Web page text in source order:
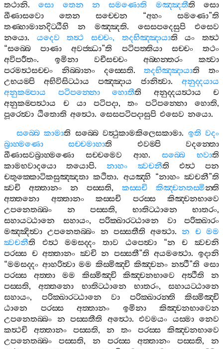
තථානි.සො තෙන න සමණොති මඤ‍්ඤතීති
සො
ඛීණාසවො
තෙන සච‍්චෙන “අහං සමණො”ති
තණ‍්හාමානදිට‍්ඨීහි
න මඤ‍්ඤති. සෙසපදෙසුපි
එසෙව
නයො. යදෙව තත්‍ථ සච‍්චං, තදභිඤ‍්ඤායාති යං
තත්‍ථ
“සබ‍්බෙ පාණා අවජ‍්ඣා”ති පටිපත‍්තියා සච‍්චං
තථං
අවිපරීතං. ඉමිනා වචීසච‍්චං අබ‍්භන‍්තරං
කත්‍වා
පරමත්‍ථසච‍්චං
නිබ‍්බානං දස‍්සෙති.තදභිඤ‍්ඤායාති
තං
උභයම‍්පි
අභිවිසිට‍්ඨාය පඤ‍්ඤාය ජානිත්‍වා. අනුද‍්දයාය
අනුකම‍්පාය
පටිපන‍්නො හොතීති අනුද‍්දයත්‍ථාය
ච
අනුකම‍්පත්‍ථාය
ච යා පටිපදා,තං පටිපන‍්නො හොති,
පූරෙත්‍වා ඨිතොති අත්‍ථො. සෙසපටිපදාසුපි එසෙව නයො.
සබ‍්බෙ කාමාති සබ‍්බෙ වත්‍ථුකාමකිලෙසකාමා. ඉති වදං
බ්‍රාහ‍්මණො
සච‍්චමාහාති එවම‍්පි
වදන‍්තො
ඛීණාසවබ්‍රාහ‍්මණො
සච‍්චමෙව ආහ. සබ‍්බෙ භවාති
කාමභවාදයො
තයොපි.නාහං ක්‍වචනීති එත්‍ථ
පන
චතුක‍්කොටිකසුඤ‍්ඤතා කථිතා. අයඤ‍්හි “නාහං ක්‍වචනී”ති
ක්‍වචි
අත‍්තානං න පස‍්සති, කස‍්සචි කිඤ‍්චනතස‍්මින‍්ති
අත‍්තනො
අත‍්තානං කස‍්සචි පරස‍්ස
කිඤ‍්චනභාවෙ
උපනෙතබ‍්බං
න පස‍්සති, භාතිට‍්ඨානෙ භාතරං,
සහායට‍්ඨානෙ
සහායං, පරික‍්ඛාරට‍්ඨානෙ වා
පරික‍්ඛාරං
මඤ‍්ඤිත්‍වා උපනෙතබ‍්බං න පස‍්සතීති අත්‍ථො.න ච මම
ක්‍වචනීති එත්‍ථ මමසද‍්දං තාව ඨපෙත්‍වා“න ච
ක්‍වචනි
පරස‍්ස ච අත‍්තානං ක්‍වචි න පස‍්සතී”ති අයමත්‍ථො.ඉදානි
“මමසද‍්දං ආහරිත්‍වා මම කිස‍්මිඤ‍්චි කිඤ‍්චනං නත්‍ථී”ති සො
පරස‍්ස
අත‍්තා මම කිස‍්මිඤ‍්චි කිඤ‍්චනභාවෙ අත්‍ථීති
න
පස‍්සති,අත‍්තනො භාතිට‍්ඨානෙ භාතරං, සහායට‍්ඨානෙ
සහායං, පරික‍්ඛාරට‍්ඨානෙ වා පරික‍්ඛාරන‍්ති
කිස‍්මිඤ‍්චි
ඨානෙ
පරස‍්ස අත‍්තානං ඉමිනා
කිඤ‍්චනභාවෙන
උපනෙතබ‍්බං න පස‍්සතීති අත්‍ථො. එවමයං යස‍්මා නෙව
කත්‍ථචි
අත‍්තානං පස‍්සති, න තං පරස‍්ස
කිඤ‍්චනභාවෙ
උපනෙතබ‍්බං
පස‍්සති, න පරස‍්ස අත‍්තානං පස‍්සති, න